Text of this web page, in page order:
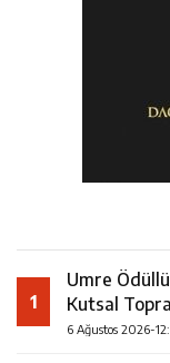
1
Umre Ödüllü
Kutsal
6 Ağustos 2026-